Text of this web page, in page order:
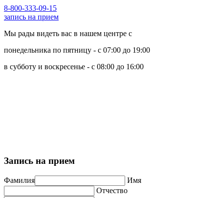
8-800-333-09-15
запись на прием
Мы рады видеть вас в нашем центре с
понедельника по пятницу - с 07:00 до 19:00
в субботу и воскресенье - с 08:00 до 16:00
Запись на прием
Фамилия
Имя
Отчество